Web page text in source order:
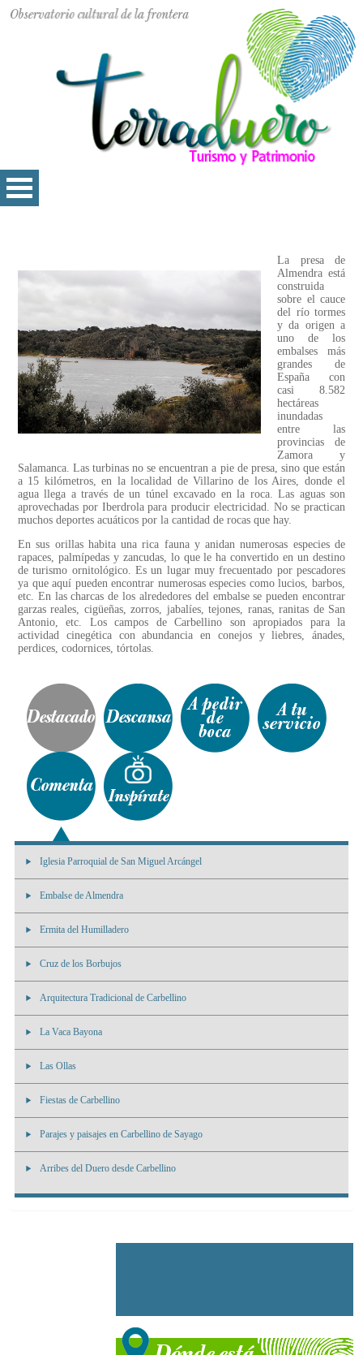
La presa de
Almendra está
construida
sobre el cauce
del río tormes
y da origen a
uno de los
embalses más
grandes de
España con
casi 8.582
hectáreas
inundadas
entre las
provincias de
Zamora y
Salamanca. Las turbinas no se encuentran a pie de presa, sino que están
a 15 kilómetros, en la localidad de Villarino de los Aires, donde el
agua llega a través de un túnel excavado en la roca. Las aguas son
aprovechadas por Iberdrola para producir electricidad. No se practican
muchos deportes acuáticos por la cantidad de rocas que hay.
En sus orillas habita una rica fauna y anidan numerosas especies de
rapaces, palmípedas y zancudas, lo que le ha convertido en un destino
de turismo ornitológico. Es un lugar muy frecuentado por pescadores
ya que aquí pueden encontrar numerosas especies como lucios, barbos,
etc. En las charcas de los alrededores del embalse se pueden encontrar
garzas reales, cigüeñas, zorros, jabalíes, tejones, ranas, ranitas de San
Antonio, etc. Los campos de Carbellino son apropiados para la
actividad cinegética con abundancia en conejos y liebres, ánades,
perdices, codornices, tórtolas.
Iglesia Parroquial de San Miguel Arcángel
Embalse de Almendra
Ermita del Humilladero
Cruz de los Borbujos
Arquitectura Tradicional de Carbellino
La Vaca Bayona
Las Ollas
Fiestas de Carbellino
Parajes y paisajes en Carbellino de Sayago
Arribes del Duero desde Carbellino